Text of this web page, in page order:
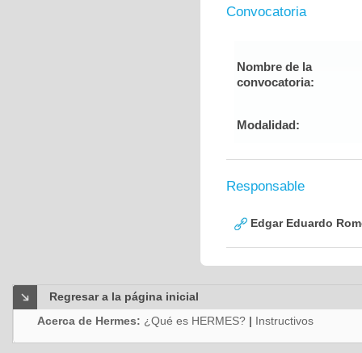
Convocatoria
Nombre de la
convocatoria:
Modalidad:
Responsable
Edgar Eduardo
Regresar a la página inicial
Acerca de Hermes: ¿Qué es HERMES? | Instructivos